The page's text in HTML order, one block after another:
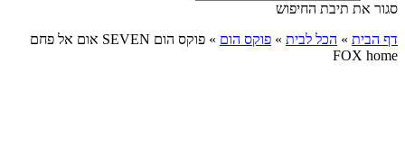
סגור את תיבת החיפוש
דף הבית » הכל לבית » פוקס הום »
פוקס הום SEVEN אום אל פחם
FOX home